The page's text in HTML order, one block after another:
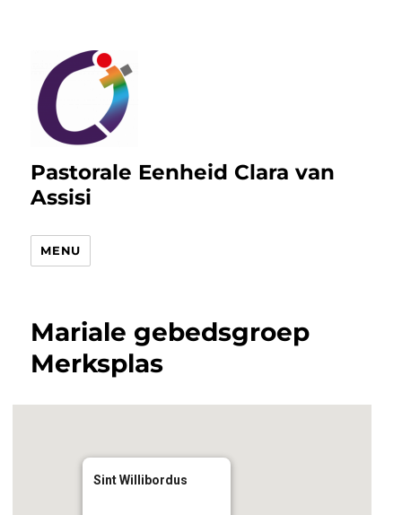
Pastorale Eenheid Clara van
Assisi
MENU
Mariale gebedsgroep
Merksplas
Sint Willibordus